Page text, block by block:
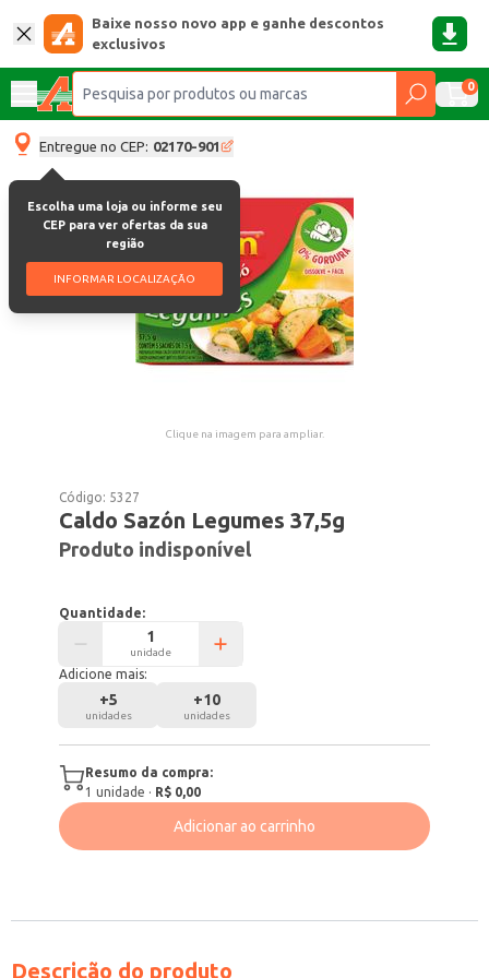
Baixe nosso novo app e ganhe descontos
exclusivos
0
Entregue no CEP: 02170-901
Escolha uma loja ou informe seu
CEP para ver ofertas da sua
região
INFORMAR LOCALIZAÇÃO
Clique na imagem para ampliar.
Código: 5327
Caldo Sazón Legumes 37,5g
Produto indisponível
Quantidade:
unidade
Adicione mais:
+5
unidades
+10
unidades
Resumo da compra:
1 unidade · R$ 0,00
Adicionar ao carrinho
Descrição do produto